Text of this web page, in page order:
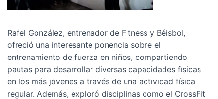
Rafel González, entrenador de Fitness y Béisbol,
ofreció una interesante ponencia sobre el
entrenamiento de fuerza en niños, compartiendo
pautas para desarrollar diversas capacidades físicas
en los más jóvenes a través de una actividad física
regular. Además, exploró disciplinas como el CrossFit